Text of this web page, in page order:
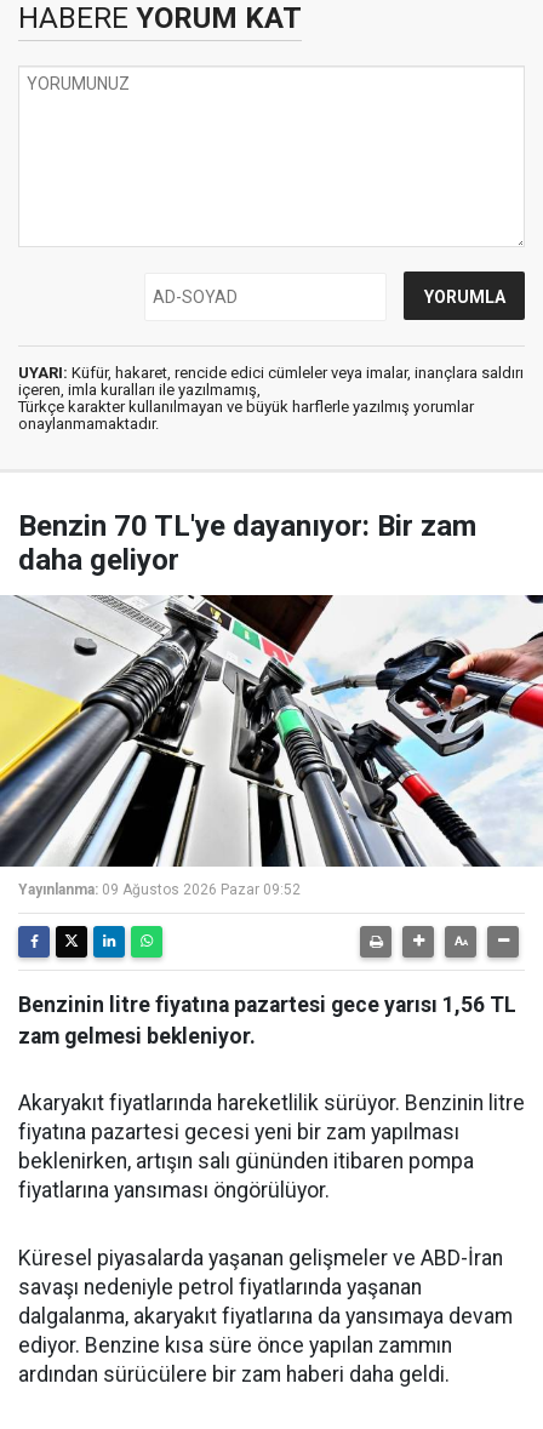
HABERE YORUM KAT
UYARI: Küfür, hakaret, rencide edici cümleler veya imalar, inançlara saldırı
içeren, imla kuralları ile yazılmamış,
Türkçe karakter kullanılmayan ve büyük harflerle yazılmış yorumlar
onaylanmamaktadır.
Benzin 70 TL'ye dayanıyor: Bir zam
daha geliyor
Yayınlanma: 09 Ağustos 2026 Pazar 09:52
Benzinin litre fiyatına pazartesi gece yarısı 1,56 TL
zam gelmesi bekleniyor.
Akaryakıt fiyatlarında hareketlilik sürüyor. Benzinin litre
fiyatına pazartesi gecesi yeni bir zam yapılması
beklenirken, artışın salı gününden itibaren pompa
fiyatlarına yansıması öngörülüyor.
Küresel piyasalarda yaşanan gelişmeler ve ABD-İran
savaşı nedeniyle petrol fiyatlarında yaşanan
dalgalanma, akaryakıt fiyatlarına da yansımaya devam
ediyor. Benzine kısa süre önce yapılan zammın
ardından sürücülere bir zam haberi daha geldi.